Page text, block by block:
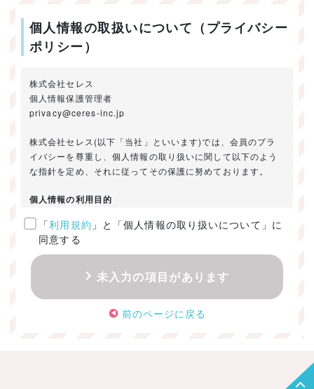
個人情報の取扱いについて（プライバシー
ポリシー）
株式会社セレス
個人情報保護管理者
privacy@ceres-inc.jp
株式会社セレス(以下「当社」といいます)では、会員のプラ
イバシーを尊重し、個人情報の取り扱いに関して以下のよう
な指針を定め、それに従ってその保護に努めております。
個人情報の利用目的
ご提供いただきました個人情報は、以下のためにのみ利用い
たします。
・お問い合わせに対する回答及び資料送付のご連絡
・当社のお客様向けサービスの提供
・本人確認
・サービスの開発・改善のための分析
「利用規約 」と「個人情報の取り扱いについて」に
同意する
未入力の項目があります
前のページに戻る